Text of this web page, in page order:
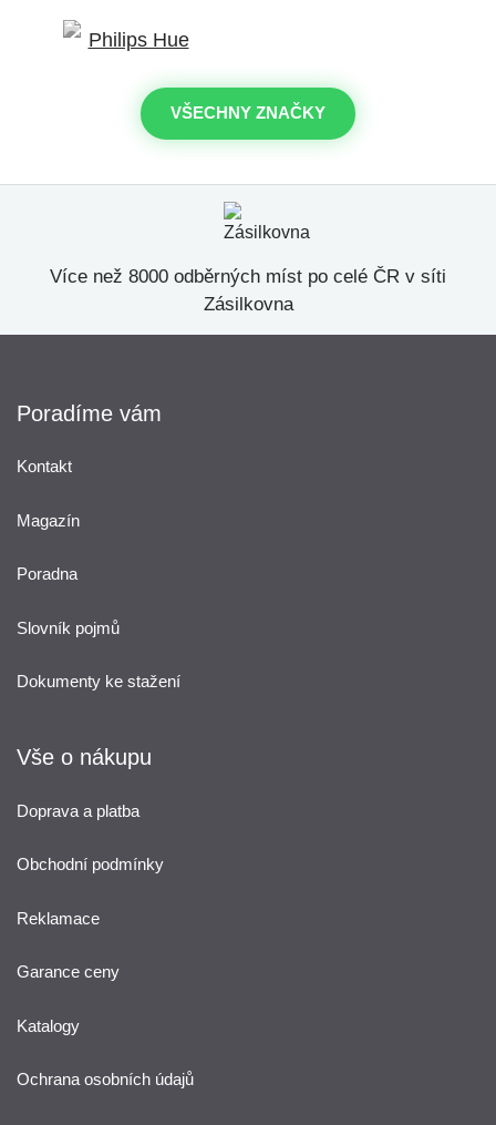
VŠECHNY ZNAČKY
Více než 8000 odběrných míst po celé ČR v síti
Zásilkovna
Poradíme vám
Kontakt
Magazín
Poradna
Slovník pojmů
Dokumenty ke stažení
Vše o nákupu
Doprava a platba
Obchodní podmínky
Reklamace
Garance ceny
Katalogy
Ochrana osobních údajů